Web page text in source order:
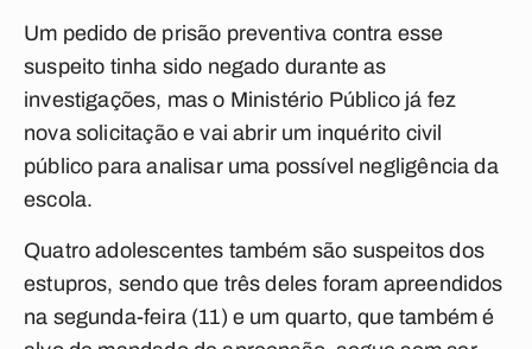
Um pedido de prisão preventiva contra esse
suspeito tinha sido negado durante as
investigações, mas o Ministério Público já fez
nova solicitação e vai abrir um inquérito civil
público para analisar uma possível negligência da
escola.
Quatro adolescentes também são suspeitos dos
estupros, sendo que três deles foram apreendidos
na segunda-feira (11) e um quarto, que também é